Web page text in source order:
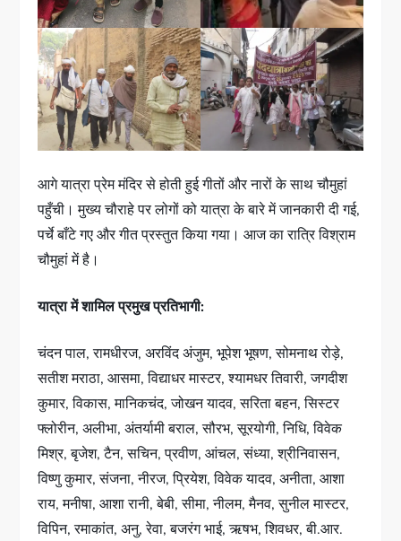
आगे यात्रा प्रेम मंदिर से होती हुई गीतों और नारों के साथ चौमुहां
पहुँची। मुख्य चौराहे पर लोगों को यात्रा के बारे में जानकारी दी गई,
पर्चे बाँटे गए और गीत प्रस्तुत किया गया। आज का रात्रि विश्राम
चौमुहां में है।
यात्रा में शामिल प्रमुख प्रतिभागी:
चंदन पाल, रामधीरज, अरविंद अंजुम, भूपेश भूषण, सोमनाथ रोड़े,
सतीश मराठा, आसमा, विद्याधर मास्टर, श्यामधर तिवारी, जगदीश
कुमार, विकास, मानिकचंद, जोखन यादव, सरिता बहन, सिस्टर
फ्लोरीन, अलीभा, अंतर्यामी बराल, सौरभ, सूरयोगी, निधि, विवेक
मिश्र, बृजेश, टैन, सचिन, प्रवीण, आंचल, संध्या, श्रीनिवासन,
विष्णु कुमार, संजना, नीरज, प्रियेश, विवेक यादव, अनीता, आशा
राय, मनीषा, आशा रानी, बेबी, सीमा, नीलम, मैनव, सुनील मास्टर,
विपिन, रमाकांत, अनु, रेवा, बजरंग भाई, ऋषभ, शिवधर, बी.आर.